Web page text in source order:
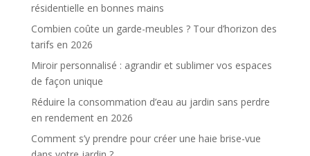
résidentielle en bonnes mains
Combien coûte un garde-meubles ? Tour d’horizon des
tarifs en 2026
Miroir personnalisé : agrandir et sublimer vos espaces
de façon unique
Réduire la consommation d’eau au jardin sans perdre
en rendement en 2026
Comment s’y prendre pour créer une haie brise-vue